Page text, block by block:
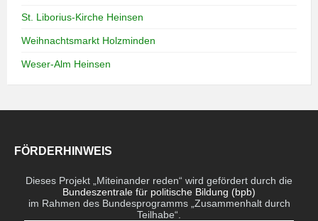
St. Liborius-Kirche Heinsen
Weihnachtsmarkt Holzminden
Weser-Alm Heinsen
FÖRDERHINWEIS
Dieses Projekt „Miteinander reden“ wird gefördert durch die
Bundeszentrale für politische Bildung (bpb)
im Rahmen des Bundesprogramms „Zusammenhalt durch
Teilhabe“.